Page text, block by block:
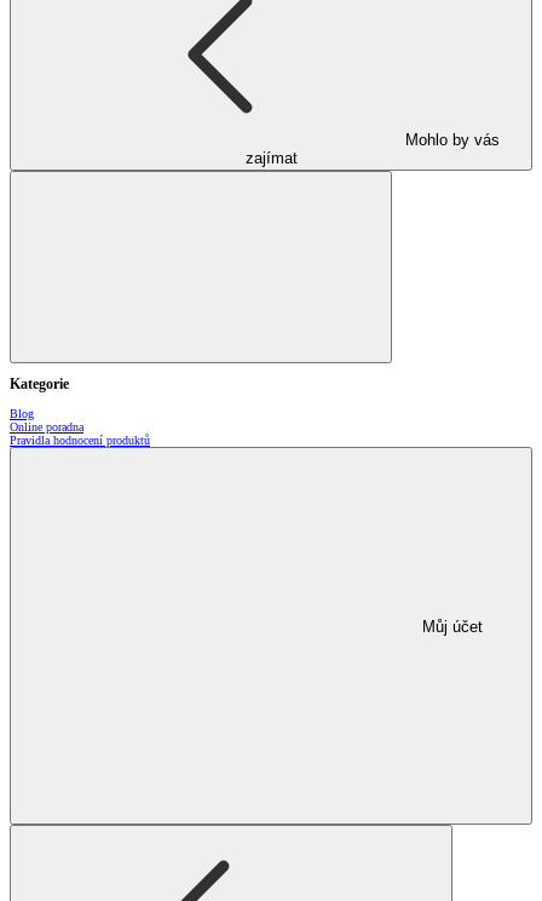
Mohlo by vás
zajímat
Kategorie
Blog
Online poradna
Pravidla hodnocení produktů
Můj účet